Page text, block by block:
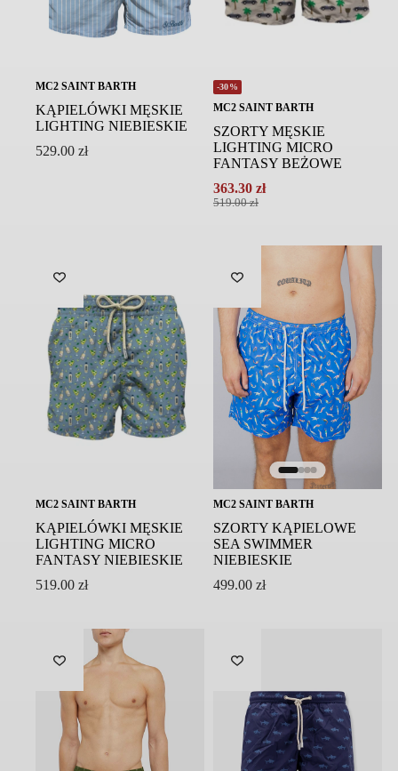
MC2 SAINT BARTH
KĄPIELÓWKI MĘSKIE
LIGHTING NIEBIESKIE
529.00 zł
-30%
MC2 SAINT BARTH
SZORTY MĘSKIE
LIGHTING MICRO
FANTASY BEŻOWE
519.00zł
Pierwotna
519.00 zł.
363.30zł
Aktualna
363.30 zł.
MC2 SAINT BARTH
KĄPIELÓWKI MĘSKIE
LIGHTING MICRO
FANTASY NIEBIESKIE
519.00 zł
MC2 SAINT BARTH
SZORTY KĄPIELOWE
SEA SWIMMER
NIEBIESKIE
499.00zł